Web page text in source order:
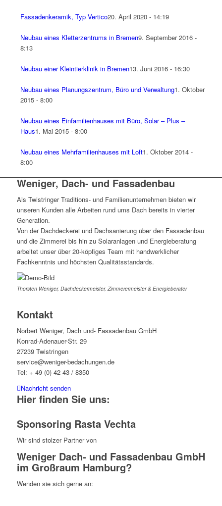
Fassadenkeramik, Typ Vertico20. April 2020 - 14:19
Neubau eines Kletterzentrums in Bremen9. September 2016 -
8:13
Neubau einer Kleintierklinik in Bremen13. Juni 2016 - 16:30
Neubau eines Planungszentrum, Büro und Verwaltung1. Oktober
2015 - 8:00
Neubau eines Einfamilienhauses mit Büro, Solar – Plus –
Haus1. Mai 2015 - 8:00
Neubau eines Mehrfamilienhauses mit Loft1. Oktober 2014 -
8:00
Weniger, Dach- und Fassadenbau
Als Twistringer Traditions- und Familienunternehmen bieten wir
unseren Kunden alle Arbeiten rund ums Dach bereits in vierter
Generation.
Von der Dachdeckerei und Dachsanierung über den Fassadenbau
und die Zimmerei bis hin zu Solaranlagen und Energieberatung
arbeitet unser über 20-köpfiges Team mit handwerklicher
Fachkenntnis und höchsten Qualitätsstandards.
Thorsten Weniger, Dachdeckermeister, Zimmerermeister & Energieberater
Kontakt
Norbert Weniger, Dach und- Fassadenbau GmbH
Konrad-Adenauer-Str. 29
27239 Twistringen
service@weniger-bedachungen.de
Tel: + 49 (0) 42 43 / 8350
Nachricht senden
Hier finden Sie uns:
Sponsoring Rasta Vechta
Wir sind stolzer Partner von
Weniger Dach- und Fassadenbau GmbH
im Großraum Hamburg?
Wenden sie sich gerne an: